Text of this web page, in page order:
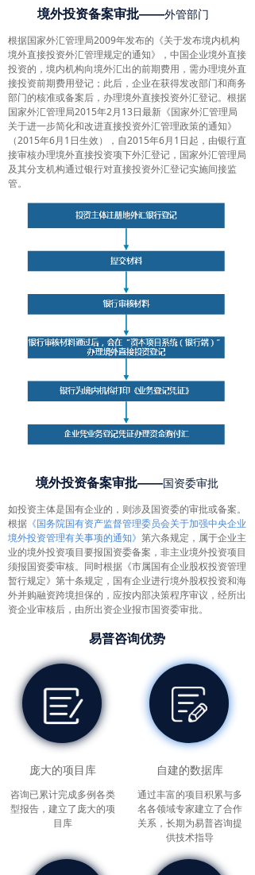
根据国家外汇管理局2009年发布的《关于发布境内机构
境外直接投资外汇管理规定的通知》，中国企业境外直接
投资的，境内机构向境外汇出的前期费用，需办理境外直
接投资前期费用登记；此后，企业在获得发改部门和商务
部门的核准或备案后，办理境外直接投资外汇登记。根据
国家外汇管理局2015年2月13日最新《国家外汇管理局
关于进一步简化和改进直接投资外汇管理政策的通知》
（2015年6月1日生效），自2015年6月1日起，由银行直
接审核办理境外直接投资项下外汇登记，国家外汇管理局
及其分支机构通过银行对直接投资外汇登记实施间接监
管。
境外投资备案审批——外管部门
如投资主体是国有企业的，则涉及国资委的审批或备案。
根据 《国务院国有资产监督管理委员会关于加强中央企业
境外投资管理有关事项的通知》 第六条规定，属于企业主
业的境外投资项目要报国资委备案，非主业境外投资项目
须报国资委审核。同时根据《市属国有企业股权投资管理
暂行规定》第十条规定，国有企业进行境外股权投资和海
外并购融资跨境担保的，应按内部决策程序审议，经所出
资企业审核后，由所出资企业报市国资委审批。
境外投资备案审批——国资委审批
庞大的项目库
咨询已累计完成多例各类
型报告，建立了庞大的项
目库
易普咨询优势
自建的数据库
通过丰富的项目积累与多
名各领域专家建立了合作
关系，长期为易普咨询提
供技术指导